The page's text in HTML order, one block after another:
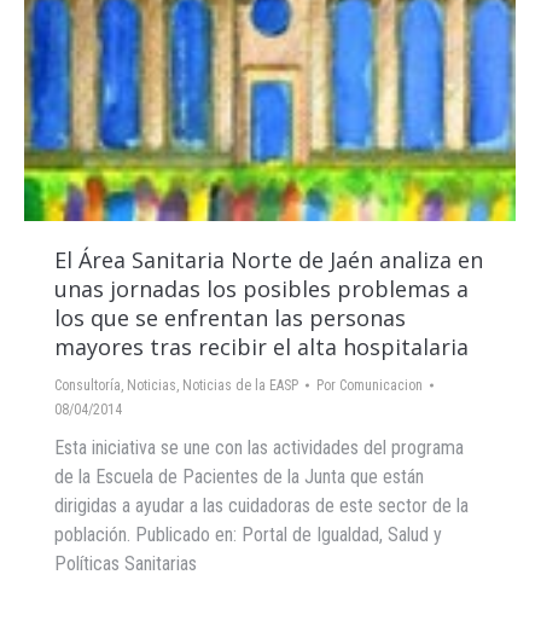
El Área Sanitaria Norte de Jaén analiza en
unas jornadas los posibles problemas a
los que se enfrentan las personas
mayores tras recibir el alta hospitalaria
Consultoría, Noticias, Noticias de la EASP Por Comunicacion
08/04/2014
Esta iniciativa se une con las actividades del programa
de la Escuela de Pacientes de la Junta que están
dirigidas a ayudar a las cuidadoras de este sector de la
población. Publicado en: Portal de Igualdad, Salud y
Políticas Sanitarias